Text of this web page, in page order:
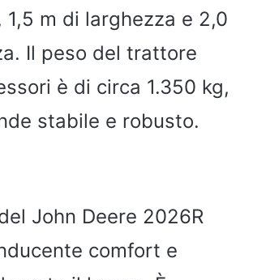
1,5 m di larghezza e 2,0
Il peso del trattore
è di circa 1.350 kg,
stabile e robusto.
John Deere 2026R
comfort e